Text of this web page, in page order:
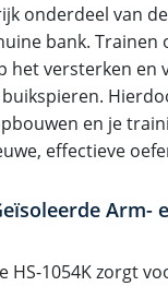
onderdeel van
bank. Trainen
het versterken en
en je
effectieve
Arm-
HS-1054K zorgt